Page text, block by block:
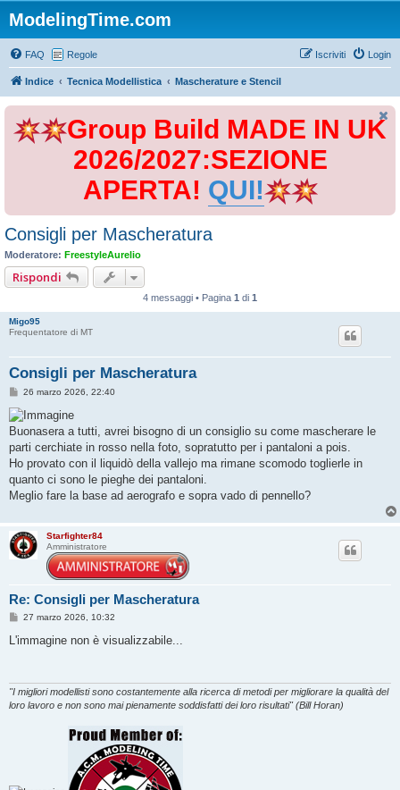
ModelingTime.com
FAQ Regole Login
Iscriviti
Indice Tecnica Modellistica Mascherature e Stencil
Group Build MADE IN UK
2026/2027:SEZIONE
APERTA! QUI!
Consigli per Mascheratura
Moderatore: FreestyleAurelio
Rispondi
4 messaggi • Pagina 1 di 1
Migo95
Frequentatore di MT
Consigli per Mascheratura
M
s
s
a
g
i
o
26 marzo 2026, 22:40
Buonasera a tutti, avrei bisogno di un consiglio su come mascherare le
parti cerchiate in rosso nella foto, sopratutto per i pantaloni a pois.
Ho provato con il liquidò della vallejo ma rimane scomodo toglierle in
quanto ci sono le pieghe dei pantaloni.
Meglio fare la base ad aerografo e sopra vado di pennello?
Starfighter84
Amministratore
Re: Consigli per Mascheratura
M
s
i
o
27 marzo 2026, 10:32
L'immagine non è visualizzabile...
"I migliori modellisti sono costantemente alla ricerca di metodi per migliorare la qualità del
loro lavoro e non sono mai pienamente soddisfatti dei loro risultati" (Bill Horan)